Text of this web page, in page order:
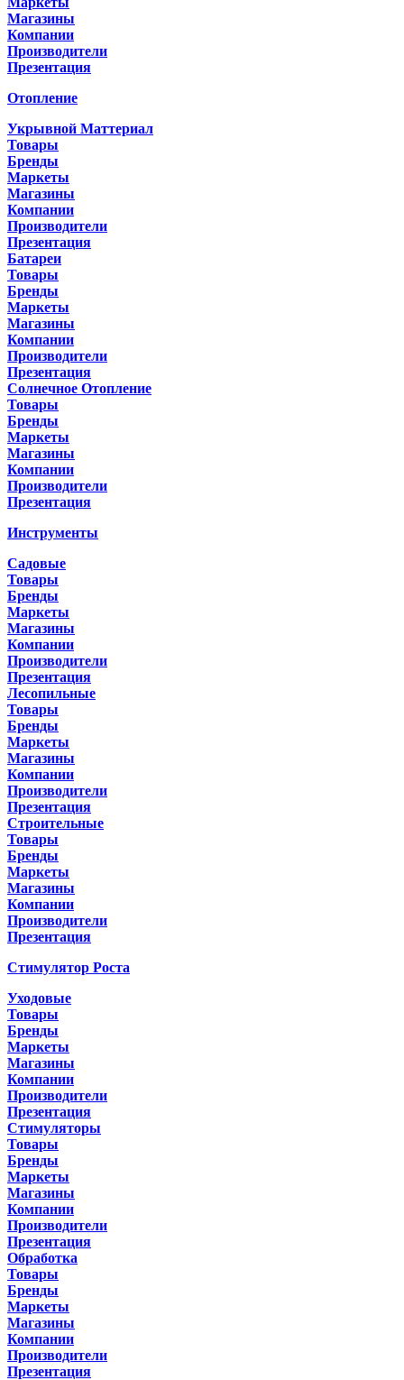
Магазины
Компании
Производители
Презентация
Отопление
Укрывной Маттериал
Товары
Бренды
Маркеты
Магазины
Компании
Производители
Презентация
Батареи
Товары
Бренды
Маркеты
Магазины
Компании
Производители
Презентация
Солнечное Отопление
Товары
Бренды
Маркеты
Магазины
Компании
Производители
Презентация
Инструменты
Садовые
Товары
Бренды
Маркеты
Магазины
Компании
Производители
Презентация
Лесопильные
Товары
Бренды
Маркеты
Магазины
Компании
Производители
Презентация
Строительные
Товары
Бренды
Маркеты
Магазины
Компании
Производители
Презентация
Стимулятор Роста
Уходовые
Товары
Бренды
Маркеты
Магазины
Компании
Производители
Презентация
Стимуляторы
Товары
Бренды
Маркеты
Магазины
Компании
Производители
Презентация
Обработка
Товары
Бренды
Маркеты
Магазины
Компании
Производители
Презентация